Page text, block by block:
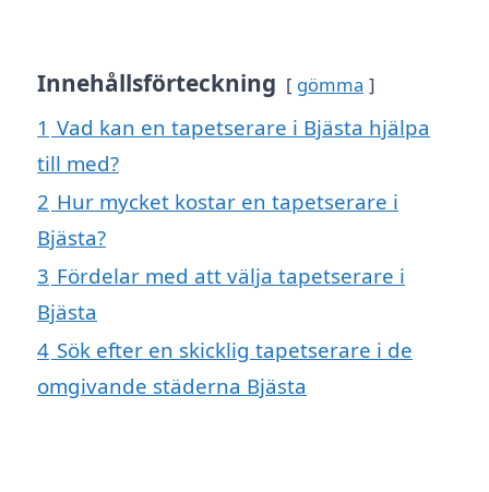
Innehållsförteckning gömma
1 Vad kan en tapetserare i Bjästa hjälpa
till med?
2 Hur mycket kostar en tapetserare i
Bjästa?
3 Fördelar med att välja tapetserare i
Bjästa
4 Sök efter en skicklig tapetserare i de
omgivande städerna Bjästa